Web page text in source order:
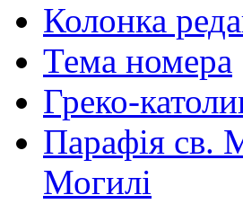
Колонка
Тема номера
Греко-
Парафія св.
Могилі